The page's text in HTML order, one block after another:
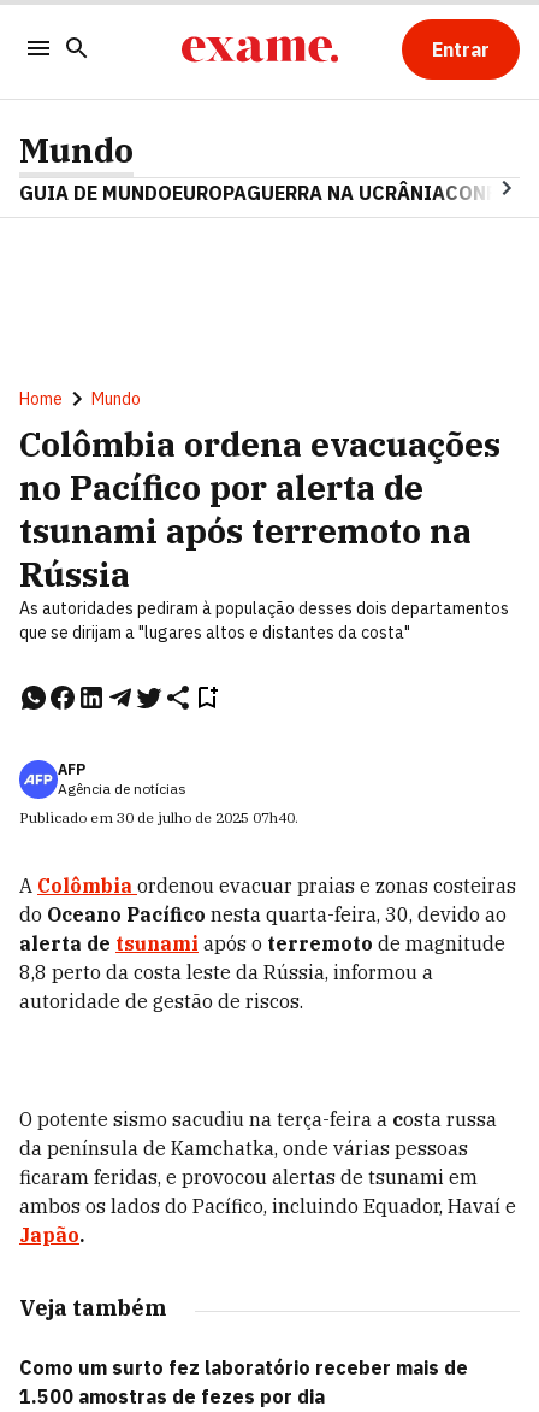
Entrar
Mundo
GUIA DE MUNDOEUROPAGUERRA NA UCRÂNIA
Home Mundo
Colômbia ordena evacuações
no Pacífico por alerta de
tsunami após terremoto na
Rússia
As autoridades pediram à população desses dois departamentos
que se dirijam a "lugares altos e distantes da costa"
AFP
Agência de notícias
Publicado em 30 de julho de 2025 07h40.
A Colômbia ordenou evacuar praias e zonas costeiras
do Oceano Pacífico nesta quarta-feira, 30, devido ao
alerta de tsunami após o terremoto de magnitude
8,8 perto da costa leste da Rússia, informou a
autoridade de gestão de riscos.
O potente sismo sacudiu na terça-feira a costa russa
da península de Kamchatka, onde várias pessoas
ficaram feridas, e provocou alertas de tsunami em
ambos os lados do Pacífico, incluindo Equador, Havaí e
Japão.
Veja também
Como um surto fez laboratório receber mais de
1.500 amostras de fezes por dia